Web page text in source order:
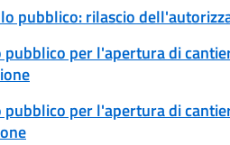
pubblico: rilascio
pubblico per l'apertura di
pubblico per l'apertura di